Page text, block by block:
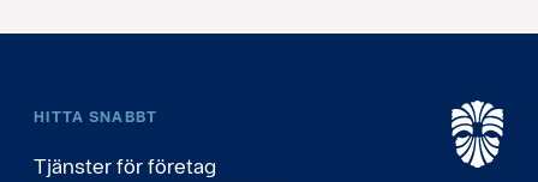
HITTA SNABBT
Tjänster för företag